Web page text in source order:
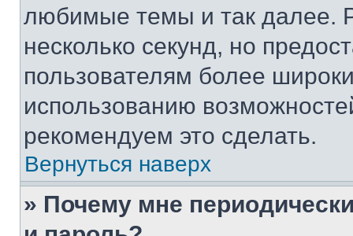
любимые темы и так далее.
несколько секунд, но
пользователям более
использованию
рекомендуем это сделать.
Вернуться наверх
» Почему мне